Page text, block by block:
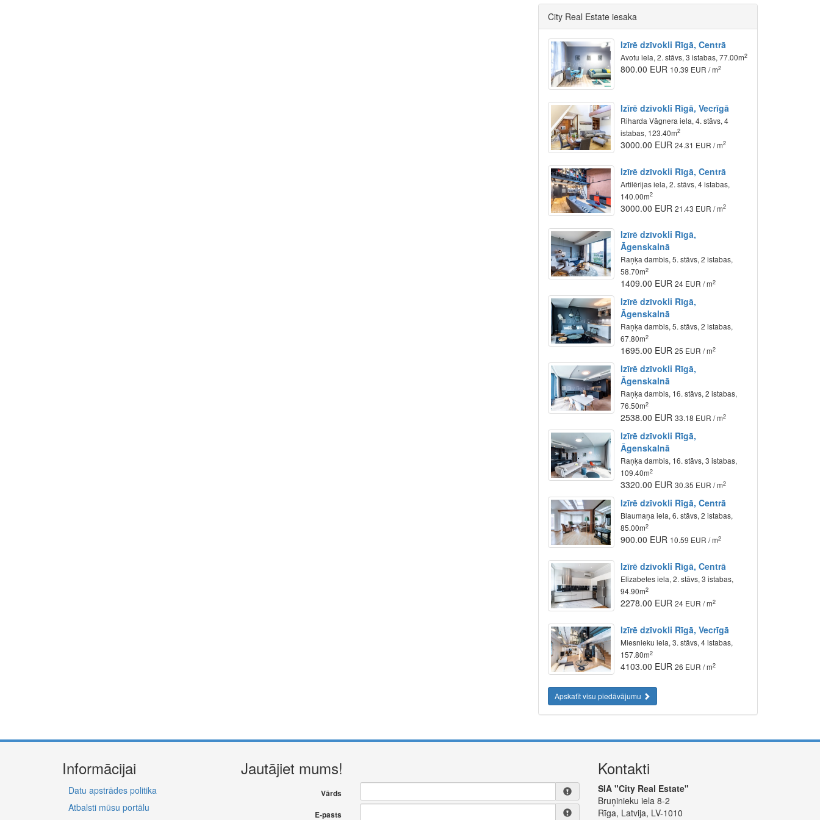
City Real Estate iesaka
Izīrē dzīvokli Rīgā, Centrā
Avotu iela, 2. stāvs, 3 istabas, 77.00m2
800.00 EUR 10.39 EUR / m2
Izīrē dzīvokli Rīgā, Vecrīgā
Riharda Vāgnera iela, 4. stāvs, 4
istabas, 123.40m2
3000.00 EUR24.31 EUR / m2
Izīrē dzīvokli Rīgā, Centrā
Artilērijas iela, 2. stāvs, 4 istabas,
140.00m2
3000.00 EUR21.43 EUR / m2
Izīrē dzīvokli Rīgā,
Āgenskalnā
Raņķa dambis, 5. stāvs, 2 istabas,
58.70m2
1409.00 EUR24 EUR / m2
Izīrē dzīvokli Rīgā,
Āgenskalnā
Raņķa dambis, 5. stāvs, 2 istabas,
67.80m2
1695.00 EUR25 EUR / m2
Izīrē dzīvokli Rīgā,
Āgenskalnā
Raņķa dambis, 16. stāvs, 2 istabas,
76.50m2
2538.00 EUR33.18 EUR / m2
Izīrē dzīvokli Rīgā,
Āgenskalnā
Raņķa dambis, 16. stāvs, 3 istabas,
109.40m2
3320.00 EUR30.35 EUR / m2
Izīrē dzīvokli Rīgā, Centrā
Blaumaņa iela, 6. stāvs, 2 istabas,
85.00m2
900.00 EUR 10.59 EUR / m2
Izīrē dzīvokli Rīgā, Centrā
Elizabetes iela, 2. stāvs, 3 istabas,
94.90m2
2278.00 EUR24 EUR / m2
Izīrē dzīvokli Rīgā, Vecrīgā
Miesnieku iela, 3. stāvs, 4 istabas,
157.80m2
4103.00 EUR26 EUR / m2
Apskatīt visu piedāvājumu
Informācijai
Datu apstrādes politika
Atbalsti mūsu portālu
Jautājiet mums!
Vārds
E-pasts
Kontakti
SIA "City Real Estate"
Bruņinieku iela 8-2
Rīga, Latvija, LV-1010